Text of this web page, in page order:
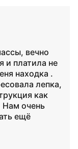
вечно
и платила не
находка .
лепка,
как
Нам очень
ещё